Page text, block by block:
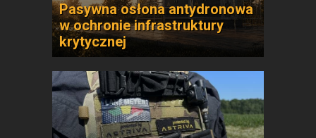
Pasywna osłona antydronowa
w ochronie infrastruktury
krytycznej